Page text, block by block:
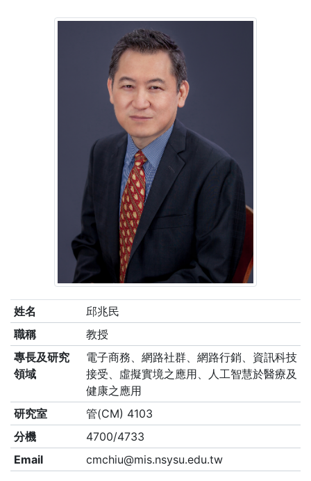
姓名
邱兆民
職稱
教授
專長及研究
領域
電子商務、網路社群、網路行銷、資訊科技
接受、虛擬實境之應用、人工智慧於醫療及
健康之應用
研究室
管(CM) 4103
分機
4700/4733
Email
cmchiu@mis.nsysu.edu.tw